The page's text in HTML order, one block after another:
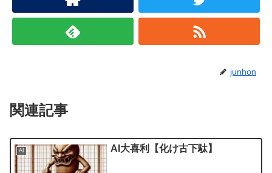
junhon
関連記事
AI AI大喜利【化け古下駄】